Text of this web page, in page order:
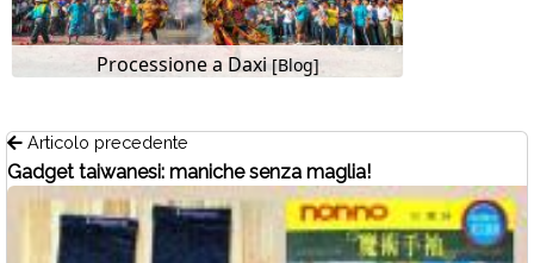
Processione a Daxi[Blog]
Articolo precedente
Gadget taiwanesi: maniche senza maglia!